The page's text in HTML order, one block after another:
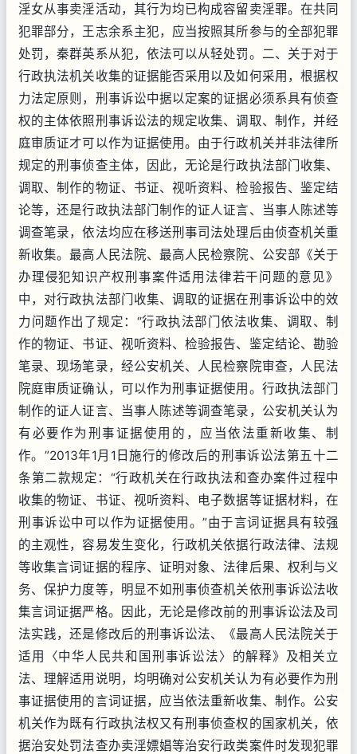
淫女从事卖淫活动，其行为均已构成容留卖淫罪。在共同
犯罪部分，王志余系主犯，应当按照其所参与的全部犯罪
处罚，秦群英系从犯，依法可以从轻处罚。二、关于对于
行政执法机关收集的证据能否采用以及如何采用，根据权
力法定原则，刑事诉讼中据以定案的证据必须系具有侦查
权的主体依照刑事诉讼法的规定收集、调取、制作，并经
庭审质证才可以作为证据使用。由于行政机关并非法律所
规定的刑事侦查主体，因此，无论是行政执法部门收集、
调取、制作的物证、书证、视听资料、检验报告、鉴定结
论等，还是行政执法部门制作的证人证言、当事人陈述等
调查笔录，依法均应在移送刑事司法处理后由侦查机关重
新收集。最高人民法院、最高人民检察院、公安部《关于
办理侵犯知识产权刑事案件适用法律若干问题的意见》
中，对行政执法部门收集、调取的证据在刑事诉讼中的效
力问题作出了规定：“行政执法部门依法收集、调取、制
作的物证、书证、视听资料、检验报告、鉴定结论、勘验
笔录、现场笔录，经公安机关、人民检察院审查，人民法
院庭审质证确认，可以作为刑事证据使用。行政执法部门
制作的证人证言、当事人陈述等调查笔录，公安机关认为
有必要作为刑事证据使用的，应当依法重新收集、制
作。”2013年1月1日施行的修改后的刑事诉讼法第五十二
条第二款规定：“行政机关在行政执法和查办案件过程中
收集的物证、书证、视听资料、电子数据等证据材料，在
刑事诉讼中可以作为证据使用。”由于言词证据具有较强
的主观性，容易发生变化，行政机关依据行政法律、法规
等收集言词证据的程序、证明对象、法律后果、权利与义
务、保护力度等，明显不如刑事侦查机关依刑事诉讼法收
集言词证据严格。因此，无论是修改前的刑事诉讼法及司
法实践，还是修改后的刑事诉讼法、《最高人民法院关于
适用〈中华人民共和国刑事诉讼法〉的解释》及相关立
法、理解适用说明，均明确对公安机关认为有必要作为刑
事证据使用的言词证据，应当依法重新收集、制作。公安
机关作为既有行政执法权又有刑事侦查权的国家机关，依
据治安处罚法查办卖淫嫖娼等治安行政类案件时发现犯罪